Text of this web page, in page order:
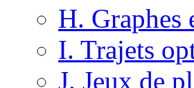
H. Graphes
I. Trajets
J. Jeux de